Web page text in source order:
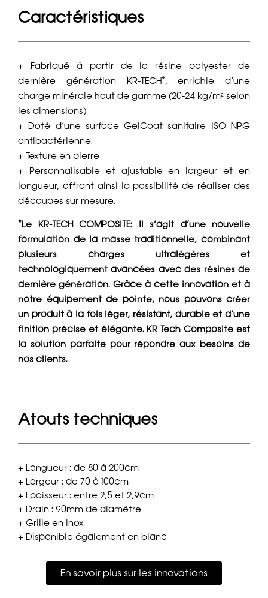
Caractéristiques
+ Fabriqué à partir de la résine polyester de
dernière génération KR-TECH*, enrichie d’une
charge minérale haut de gamme (20-24 kg/m² selon
les dimensions)
+ Doté d’une surface GelCoat sanitaire ISO NPG
antibactérienne.
+ Texture en pierre
+ Personnalisable et ajustable en largeur et en
longueur, offrant ainsi la possibilité de réaliser des
découpes sur mesure.
*Le KR-TECH COMPOSITE: Il s’agit d’une nouvelle
formulation de la masse traditionnelle, combinant
plusieurs charges ultralégères et
technologiquement avancées avec des résines de
dernière génération. Grâce à cette innovation et à
notre équipement de pointe, nous pouvons créer
un produit à la fois léger, résistant, durable et d’une
finition précise et élégante. KR Tech Composite est
la solution parfaite pour répondre aux besoins de
nos clients.
Atouts techniques
+ Longueur : de 80 à 200cm
+ Largeur : de 70 à 100cm
+ Epaisseur : entre 2,5 et 2,9cm
+ Drain : 90mm de diamètre
+ Grille en inox
+ Disponible également en blanc
En savoir plus sur les innovations